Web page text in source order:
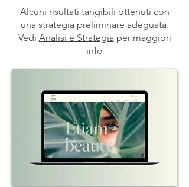
Alcuni risultati tangibili ottenuti con
una strategia preliminare adeguata.
Vedi Analisi e Strategiaper maggiori
info